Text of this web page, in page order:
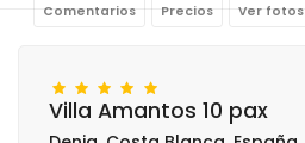
Comentarios Precios Ver fotos
Villa Amantos 10 pax